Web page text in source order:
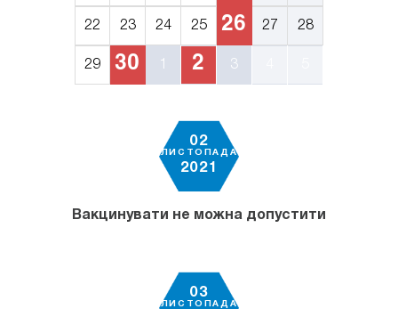
22 23 24 25 26 27 28
29 30 1 2 3
02
ЛИСТОПАДА
2021
Вакцинувати не можна допустити
03
ЛИСТОПАДА